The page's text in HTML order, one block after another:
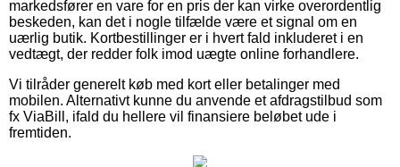
markedsfører en vare for en pris der kan virke overordentlig
beskeden, kan det i nogle tilfælde være et signal om en
uærlig butik. Kortbestillinger er i hvert fald inkluderet i en
vedtægt, der redder folk imod uægte online forhandlere.
Vi tilråder generelt køb med kort eller betalinger med
mobilen. Alternativt kunne du anvende et afdragstilbud som
fx ViaBill, ifald du hellere vil finansiere beløbet ude i
fremtiden.